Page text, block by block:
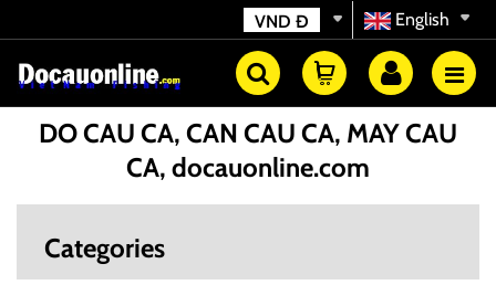
English
VND Đ
DO CAU CA, CAN CAU CA, MAY CAU
CA, docauonline.com
Categories